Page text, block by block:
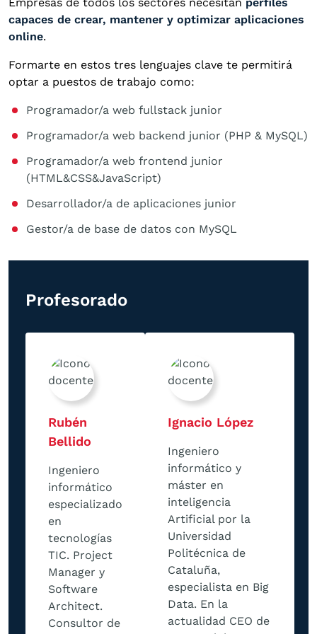
capaces de crear, mantener y optimizar aplicaciones
online.
Formarte en estos tres lenguajes clave te permitirá
optar a puestos de trabajo como:
Programador/a web fullstack junior
Programador/a web backend junior (PHP & MySQL)
Programador/a web frontend junior
(HTML&CSS&JavaScript)
Desarrollador/a de aplicaciones junior
Gestor/a de base de datos con MySQL
Profesorado
Rubén
Bellido
Ingeniero
informático
especializado
en
tecnologías
TIC. Project
Manager y
Software
Architect.
Consultor de
Ignacio López
Ingeniero
informático y
máster en
inteligencia
Artificial por la
Universidad
Politécnica de
Cataluña,
especialista en Big
Data. En la
actualidad CEO de